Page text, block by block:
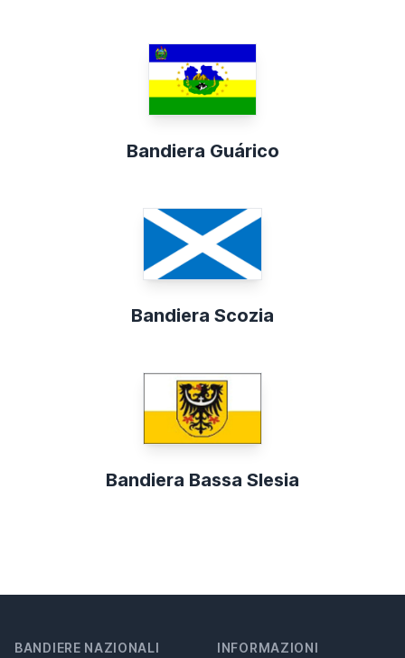
Bandiera Guárico
Bandiera Scozia
Bandiera Bassa Slesia
BANDIERE NAZIONALI INFORMAZIONI